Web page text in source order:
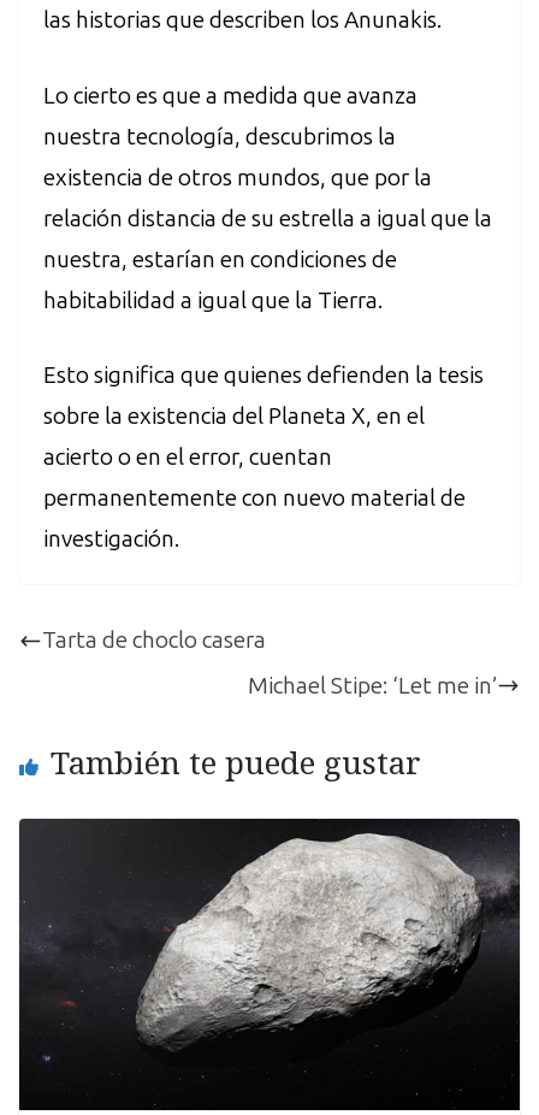
las historias que describen los Anunakis.
Lo cierto es que a medida que avanza
nuestra tecnología, descubrimos la
existencia de otros mundos, que por la
relación distancia de su estrella a igual que la
nuestra, estarían en condiciones de
habitabilidad a igual que la Tierra.
Esto significa que quienes defienden la tesis
sobre la existencia del Planeta X, en el
acierto o en el error, cuentan
permanentemente con nuevo material de
investigación.
Tarta de choclo casera
Michael Stipe: ‘Let me in’
También te puede gustar